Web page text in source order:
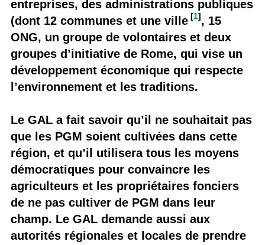
entreprises, des administrations publiques
(dont 12 communes et une ville [1], 15
ONG, un groupe de volontaires et deux
groupes d’initiative de Rome, qui vise un
développement économique qui respecte
l’environnement et les traditions.
Le GAL a fait savoir qu’il ne souhaitait pas
que les PGM soient cultivées dans cette
région, et qu’il utilisera tous les moyens
démocratiques pour convaincre les
agriculteurs et les propriétaires fonciers
de ne pas cultiver de PGM dans leur
champ. Le GAL demande aussi aux
autorités régionales et locales de prendre